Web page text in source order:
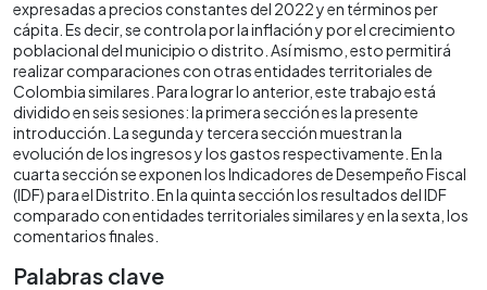
expresadas a precios constantes del 2022 y en términos per
cápita. Es decir, se controla por la inflación y por el crecimiento
poblacional del municipio o distrito. Así mismo, esto permitirá
realizar comparaciones con otras entidades territoriales de
Colombia similares. Para lograr lo anterior, este trabajo está
dividido en seis sesiones: la primera sección es la presente
introducción. La segunda y tercera sección muestran la
evolución de los ingresos y los gastos respectivamente. En la
cuarta sección se exponen los Indicadores de Desempeño Fiscal
(IDF) para el Distrito. En la quinta sección los resultados del IDF
comparado con entidades territoriales similares y en la sexta, los
comentarios finales.
Palabras clave